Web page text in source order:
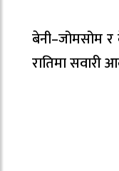
बेनी–जोमसोम
रातिमा सवारी